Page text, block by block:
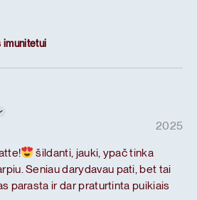
imunitetui
2025
šildanti, jauki, ypač tinka
Seniau darydavau pati, bet tai
parasta ir dar praturtinta puikiais